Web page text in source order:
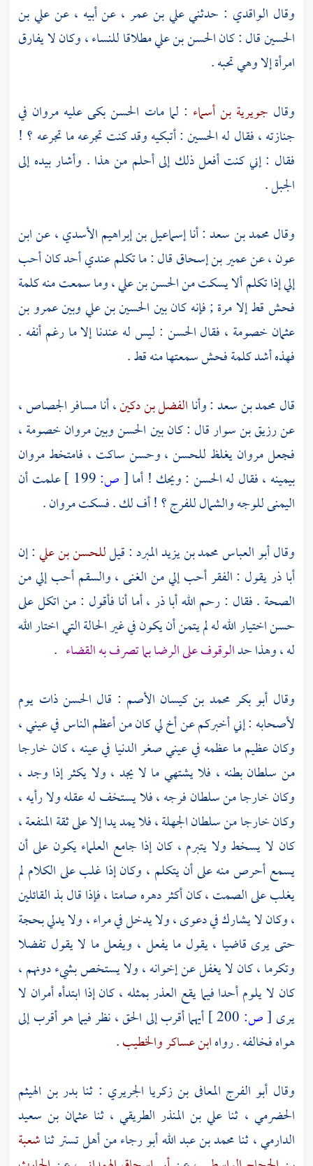
وقال الواقدي : حدثنيعلي بن عمر ، عن أبيه ، عنعلي بن
الحسينقال : كانالحسن بن عليمطلاقا للنساء ، وكان لا يفارق
امرأة إلا وهي تحبه .
وقال جويرية بن أسماء : لما مات الحسنبكى عليه مروان في
جنازته ، فقال لهالحسين: أتبكيه وقد كنت تجرعه ما تجرعه ؟ !
فقال : إني كنت أفعل ذلك إلى أحلم من هذا . وأشار بيده إلى
الجبل .
وقالمحمد بن سعد: أناإسماعيل بن إبراهيم الأسدي، عنابن
عون، عنعمير بن إسحاققال : ما تكلم عنديأحدكان أحب
إلي إذا تكلم ألا يسكت منالحسن بن علي، وما سمعت منه كلمة
فحش قط إلا مرة ; فإنه كان بينالحسين بن عليوبينعمرو بن
عثمان خصومة ، فقالالحسن : ليس له عندنا إلا ما رغم أنفه .
فهذه أشد كلمة فحش سمعتها منه قط .
قالمحمد بن سعد: وأناالفضل بن دكين، أنامسافر الجصاص،
عنرزيق بن سوارقال : كان بينالحسنوبينمروانخصومة ،
فجعلمروانيغلظ للحسن،وحسنساكت ، فامتخطمروان
بيمينه ، فقال لهالحسن : ويحك ! أما[ص:
علمت أن
اليمنى للوجه والشمال للفرج ؟ ! أف لك . فسكتمروان.
وقالأبو العباس محمد بن يزيد المبرد: قيلللحسن بن علي: إن
أبا ذريقول : الفقر أحب إلي من الغنى ، والسقم أحب إلي من
الصحة . فقال : رحم اللهأبا ذر، أما أنا فأقول : من اتكل على
حسن اختيار الله له لم يتمن أن يكون في غير الحالة التي اختار الله
له ، وهذا حدالوقوف على الرضا بما تصرف به القضاء .
وقال أبو بكر محمد بن كيسان الأصم : قال الحسنذات يوم
لأصحابه : إني أخبركم عن أخ لي كان من أعظم الناس في عيني ،
وكان عظيم ما عظمه في عيني صغر الدنيا في عينه ، كان خارجا
من سلطان بطنه ، فلا يشتهي ما لا يجد ، ولا يكثر إذا وجد ،
وكان خارجا من سلطان فرجه ، فلا يستخف له عقله ولا رأيه ،
وكان خارجا من سلطان الجهلة ، فلا يمد يدا إلا على ثقة المنفعة ،
كان لا يسخط ولا يتبرم ، كان إذا جامع العلماء يكون على أن
يسمع أحرص منه على أن يتكلم ، وكان إذا غلب على الكلام لم
يغلب على الصمت ، كان أكثر دهره صامتا ، فإذا قال بذ القائلين
، وكان لا يشارك في دعوى ، ولا يدخل في مراء ، ولا يدلي بحجة
حتى يرى قاضيا ، يقول ما يفعل ، ويفعل ما لا يقول تفضلا
وتكرما ، كان لا يغفل عن إخوانه ، ولا يستخص بشيء دونهم ،
كان لا يلوم أحدا فيما يقع العذر بمثله ، كان إذا ابتدأه أمران لا
يرى [ص:
أيهما أقرب إلى الحق ، نظر فيما هو أقرب إلى
هواه فخالفه . رواهابن عساكروالخطيب.
وقال أبو الفرج المعافى بن زكريا الجريري : ثنابدر بن الهيثم
الحضرمي ، ثنا علي بن المنذر الطريقي ، ثناعثمان بن سعيد
الدارمي، ثنامحمد بن عبد الله أبو رجاءمن أهلتسترثناشعبة